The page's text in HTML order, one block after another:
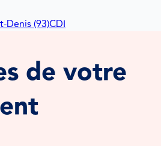
Denis (93)CDI
de votre